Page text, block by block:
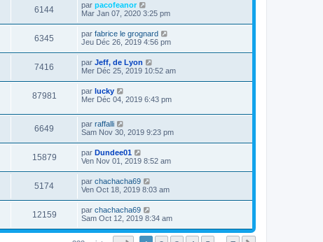
6144 par pacofeanor
Mar Jan 07, 2020 3:25 pm
6345 par fabrice le grognard
Jeu Déc 26, 2019 4:56 pm
7416 par Jeff, de Lyon
Mer Déc 25, 2019 10:52 am
87981 par lucky
Mer Déc 04, 2019 6:43 pm
6649 par raffalli
Sam Nov 30, 2019 9:23 pm
15879 par Dundee01
Ven Nov 01, 2019 8:52 am
5174 par chachacha69
Ven Oct 18, 2019 8:03 am
12159 par chachacha69
Sam Oct 12, 2019 8:34 am